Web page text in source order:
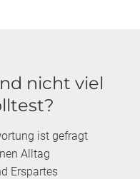
nicht viel
ist gefragt
Alltag
Erspartes